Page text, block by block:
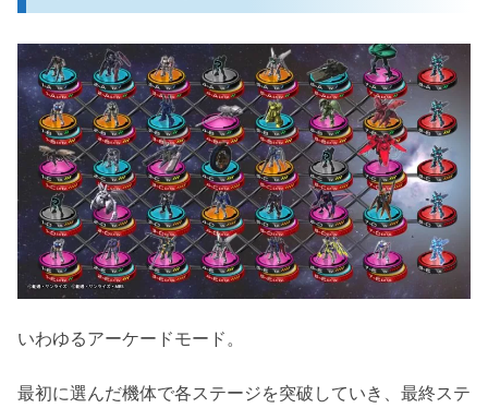
いわゆるアーケードモード。
最初に選んだ機体で各ステージを突破していき、最終ステ